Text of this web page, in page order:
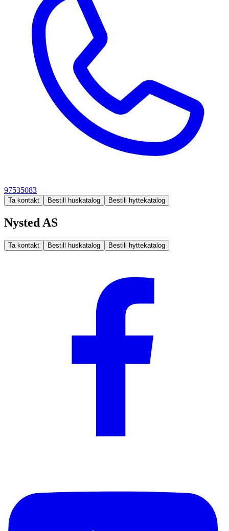
97535083
Ta kontakt Bestill huskatalog Bestill hyttekatalog
Nysted AS
Ta kontakt Bestill huskatalog Bestill hyttekatalog